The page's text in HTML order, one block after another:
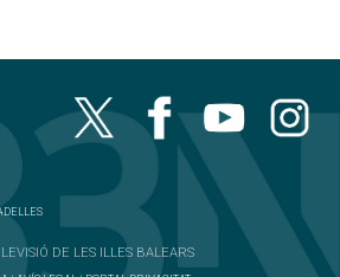
DE LES ILLES BALEARS